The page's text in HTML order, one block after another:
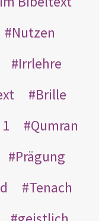
Nutzen
Irrlehre
Brille
Qumran
Prägung
Tenach